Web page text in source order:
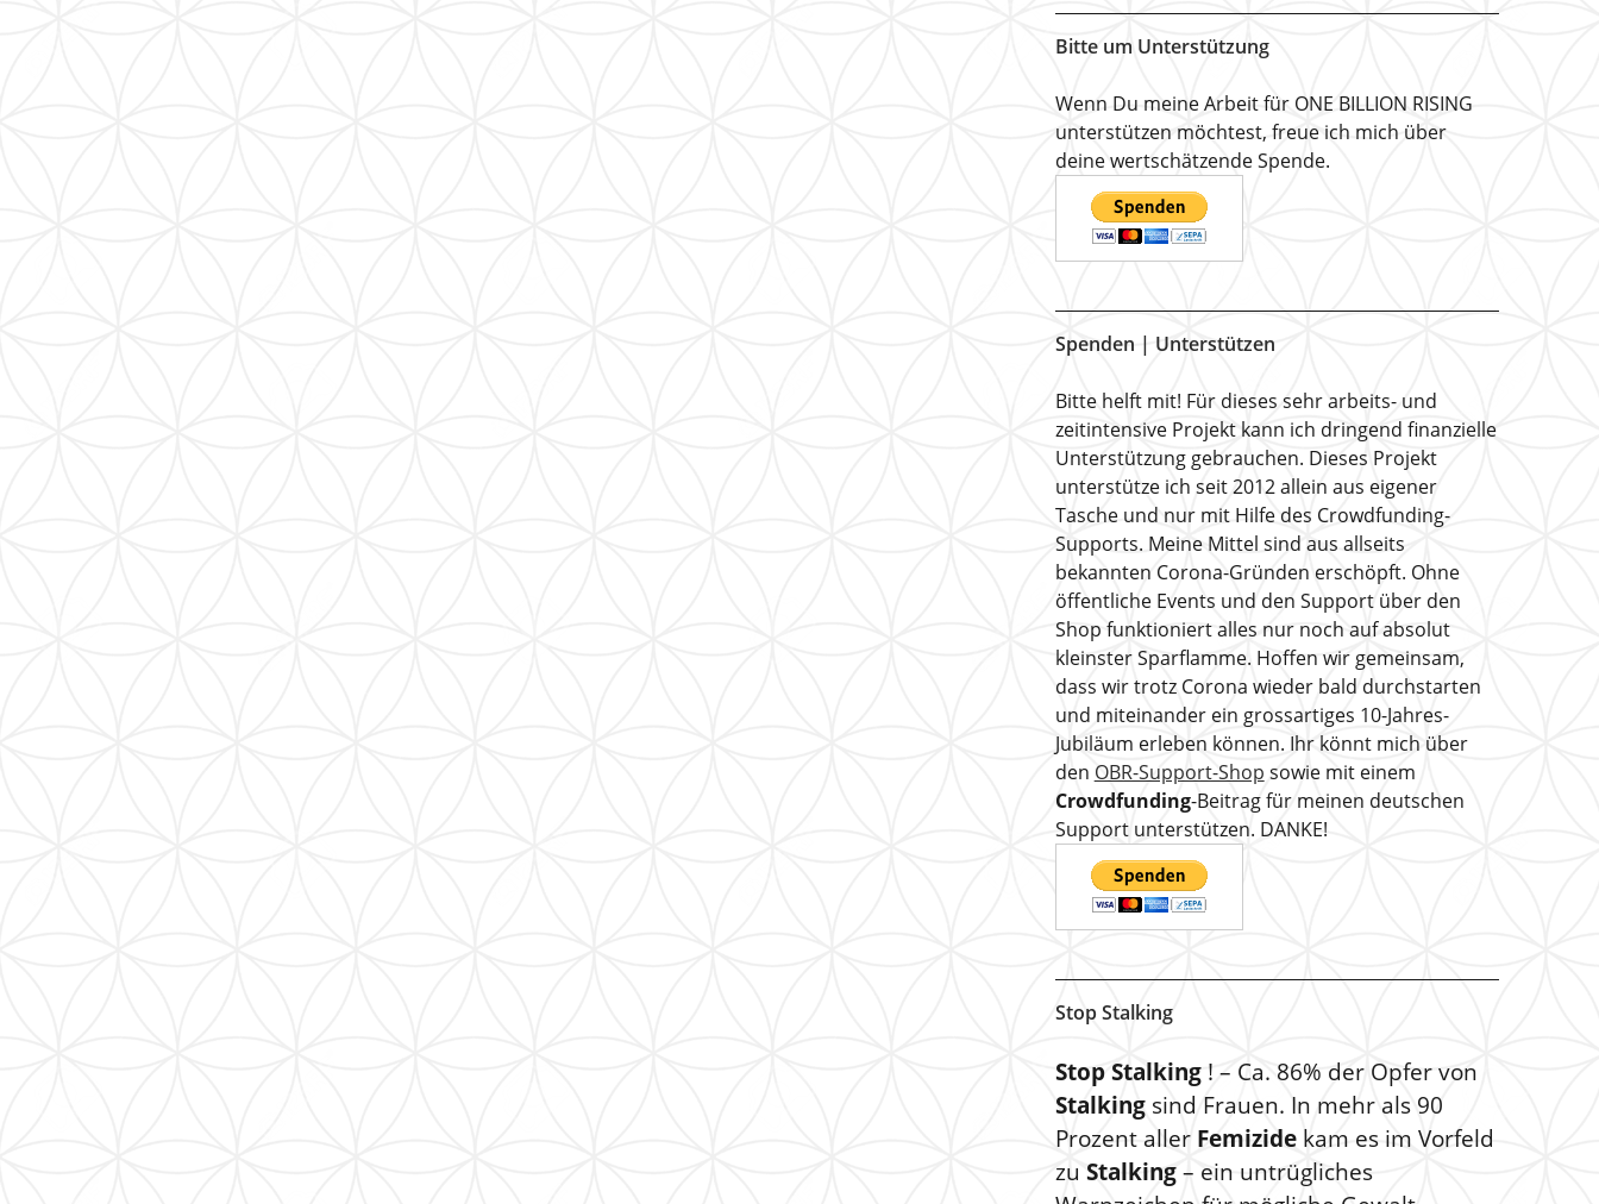
Bitte um Unterstützung
Wenn Du meine Arbeit für ONE BILLION RISING
unterstützen möchtest, freue ich mich über
deine wertschätzende Spende.
Spenden | Unterstützen
Bitte helft mit! Für dieses sehr arbeits- und
zeitintensive Projekt kann ich dringend finanzielle
Unterstützung gebrauchen. Dieses Projekt
unterstütze ich seit 2012 allein aus eigener
Tasche und nur mit Hilfe des Crowdfunding-
Supports. Meine Mittel sind aus allseits
bekannten Corona-Gründen erschöpft. Ohne
öffentliche Events und den Support über den
Shop funktioniert alles nur noch auf absolut
kleinster Sparflamme. Hoffen wir gemeinsam,
dass wir trotz Corona wieder bald durchstarten
und miteinander ein grossartiges 10-Jahres-
Jubiläum erleben können. Ihr könnt mich über
den OBR-Support-Shop sowie mit einem
Crowdfunding-Beitrag für meinen deutschen
Support unterstützen. DANKE!
Stop Stalking
Stop Stalking! – Ca. 86% der Opfer von
Stalkingsind Frauen. In mehr als 90
Prozent aller Femizidekam es im Vorfeld
zu Stalking– ein untrügliches